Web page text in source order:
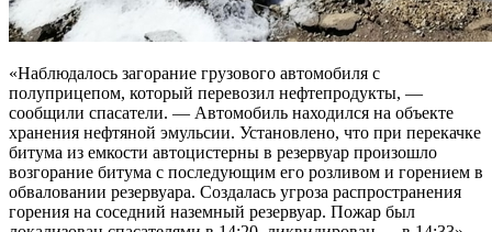
«Наблюдалось загорание грузового автомобиля с
полуприцепом, который перевозил нефтепродукты, —
сообщили спасатели. — Автомобиль находился на объекте
хранения нефтяной эмульсии. Установлено, что при перекачке
битума из емкости автоцистерны в резервуар произошло
возгорание битума с последующим его розливом и горением в
обваловании резервуара. Создалась угроза распространения
горения на соседний наземный резервуар. Пожар был